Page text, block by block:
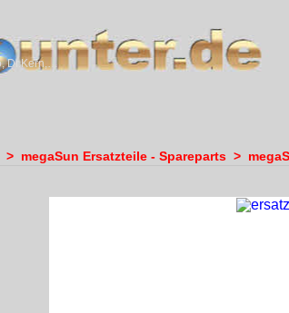
Solariumröhren,Heimsolarien von Hapro, Cosmedico, Dr.Kern, Megasun & Ergoline
> megaSun Ersatzteile - Spareparts >